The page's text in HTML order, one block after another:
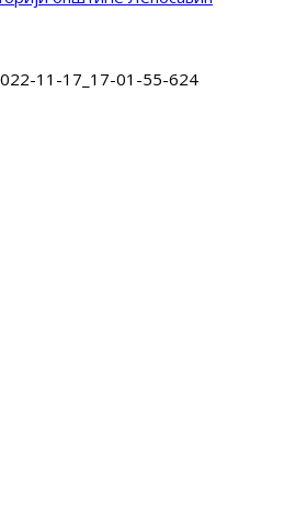
11-17_17-01-55-624